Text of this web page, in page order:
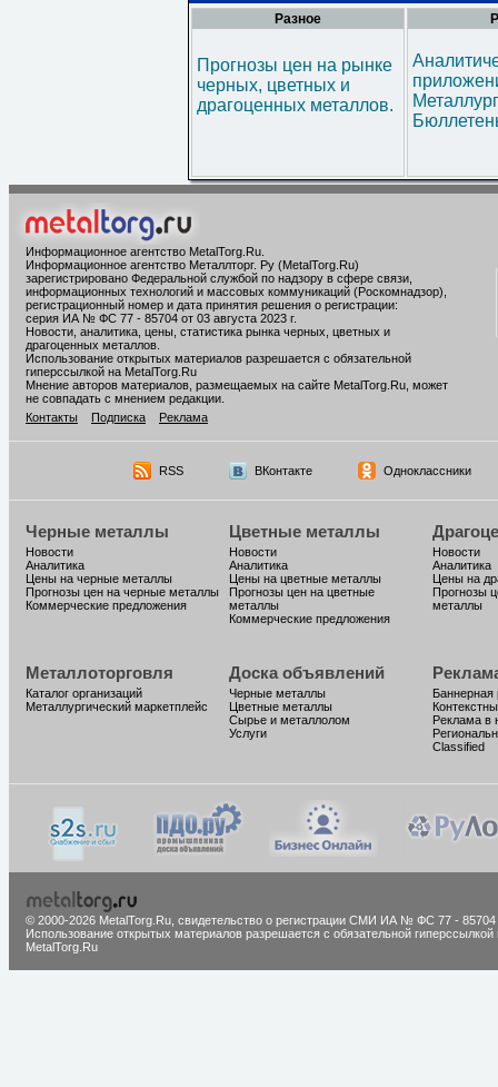
Разное
Прогнозы цен на рынке
черных, цветных и
драгоценных металлов.
Информационное агентство MetalTorg.Ru
Информационное агентство Металлторг. Ру (MetalTorg.Ru)
зарегистрировано Федеральной службой по надзору в сфере связи,
информационных технологий и массовых коммуникаций (Роскомнадзор),
регистрационный номер и дата принятия решения о регистрации:
серия ИА № ФС 77 - 85704 от 03 августа 2023 г.
Новости, аналитика, цены, статистика рынка черных, цветных и
драгоценных металлов.
Использование открытых материалов разрешается с обязательной
гиперссылкой на MetalTorg.Ru
Мнение авторов материалов, размещаемых на сайте MetalTorg.Ru, может
не совпадать с мнением редакции.
Контакты
Подписка Реклама
RSS ВКонтакте Одноклассники
Черные металлы
Новости
Аналитика
Цены на черные металлы
Прогнозы цен на черные металлы
Коммерческие предложения
Цветные металлы
Новости
Аналитика
Цены на цветные металлы
Прогнозы цен на цветные
металлы
Коммерческие предложения
Новости
Аналитика
Цены на
Прогнозы
металлы
Металлоторговля
Каталог организаций
Металлургический маркетплейс
Доска объявлений
Черные металлы
Цветные металлы
Сырье и металлолом
Услуги
Баннерная
Реклама в
Classified
© 2000-2026 MetalTorg.Ru, cвидетельство о регистрации СМИ ИА № ФС 77 - 85704
Использование открытых материалов разрешается с обязательной гиперссылкой
MetalTorg.Ru